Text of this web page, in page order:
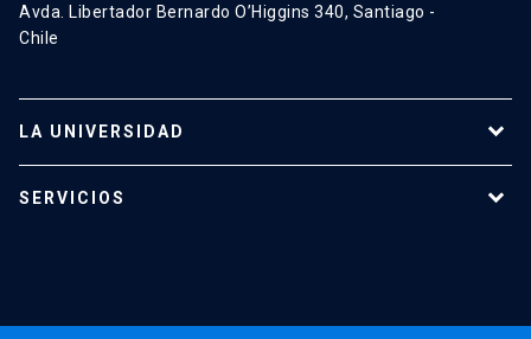
Avda. Libertador Bernardo O’Higgins 340, Santiago -
Chile
LA UNIVERSIDAD
SERVICIOS